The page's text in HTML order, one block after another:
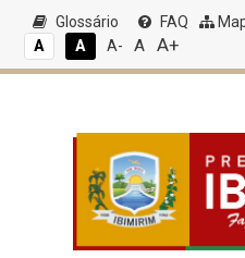
Glossário FAQ
A
A A- A A+